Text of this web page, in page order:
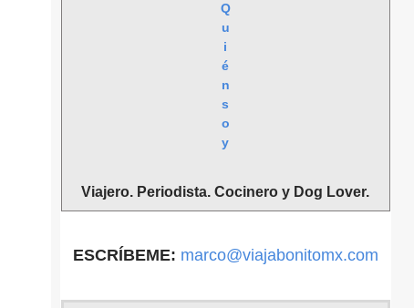
Q
u
i
é
n
s
o
y
Viajero. Periodista. Cocinero y Dog Lover.
ESCRÍBEME: marco@viajabonitomx.com